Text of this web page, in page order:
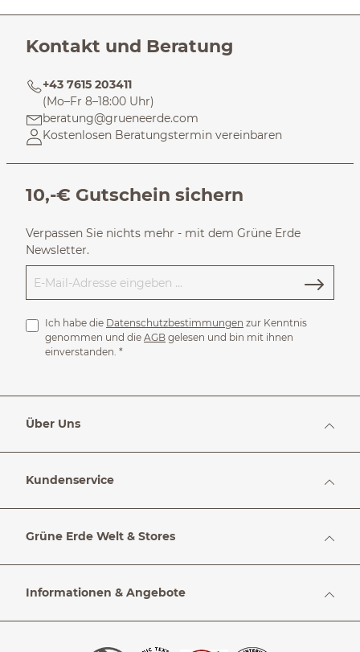
Kontakt und Beratung
+43 7615 203411
(Mo–Fr 8–18:00 Uhr)
beratung@grueneerde.com
Kostenlosen Beratungstermin vereinbaren
10,-€ Gutschein sichern
Verpassen Sie nichts mehr - mit dem Grüne Erde
Newsletter.
Ich habe die Datenschutzbestimmungen zur Kenntnis
genommen und die AGB gelesen und bin mit ihnen
einverstanden. *
Über Uns
Kundenservice
Grüne Erde Welt & Stores
Informationen & Angebote